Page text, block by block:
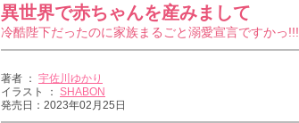
異世界で赤ちゃんを産みまして
冷酷陛下だったのに家族まるごと溺愛宣言ですかっ!!!
著者 ： 宇佐川ゆかり
イラスト ： SHABON
発売日：2023年02月25日